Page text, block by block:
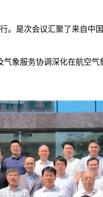
是次会议汇聚了来自中
象服务协调深化在航空